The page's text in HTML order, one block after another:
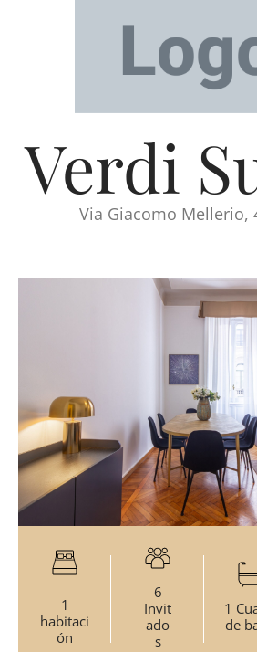
Verdi
Via Giacomo Mellerio,
1
habitaci
ón
6
Invit
ado
s
1
de